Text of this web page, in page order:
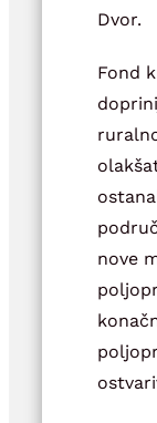
Dvor.
Fond
nove